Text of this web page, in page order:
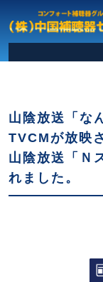
山陰放送「な
TVCMが放映
山陰放送「Ｎ
れました。